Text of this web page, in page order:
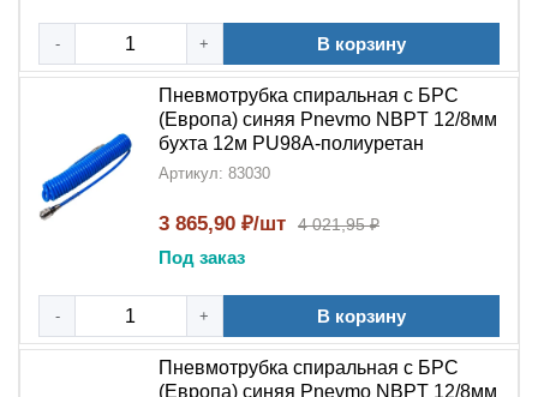
- + В корзину
Пневмотрубка спиральная с БРС
(Европа) синяя Pnevmo NBPT 12/8мм
бухта 12м PU98A-полиуретан
Артикул: 83030
3 865,90 ₽/шт 4 021,95 ₽
Под заказ
- + В корзину
Пневмотрубка спиральная с БРС
(Европа) синяя Pnevmo NBPT 12/8мм